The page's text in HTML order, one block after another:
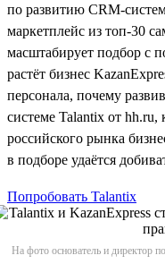
по развитию CRM-
маркетплейс из топ-30
масштабирует подбор c
растёт бизнес
персонала, почему
системе Talantix от hh.ru,
российского рынка
в подборе удаётся
Попробовать Talantix
На фото основатель и директор